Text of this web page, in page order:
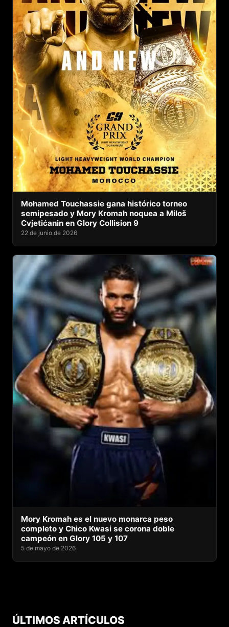
Mohamed Touchassie gana histórico torneo
semipesado y Mory Kromah noquea a Miloš
Cvjetićanin en Glory Collision 9
22 de junio de 2026
Mory Kromah es el nuevo monarca peso
completo y Chico Kwasi se corona doble
campeón en Glory 105 y 107
5 de mayo de 2026
ÚLTIMOS ARTÍCULOS